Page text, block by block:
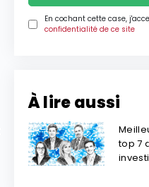
En cochant cette case,
confidentialité de ce site
À lire aussi
top 7